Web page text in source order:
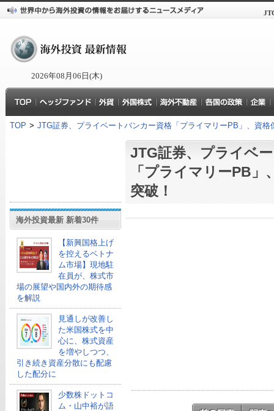
2026年08月06日(木)
TOP > JTG証券、プライベートバンカー資格「プライマリーPB」、資格
海外投資最新 新着30件
【新興国格上げ
を控えるベトナ
ム市場】現地駐
在員が、株式市
場の展望や国内外の期待感
を解説
見通しが改善し
た米国株式を中
心に、株式資産
を増やしつつ、
引き続き資産分散にも配慮
した配分に
少数株ドットコ
ム・山中裕が語
JTG証券、プライベ
「プライマリーPB」
突破！